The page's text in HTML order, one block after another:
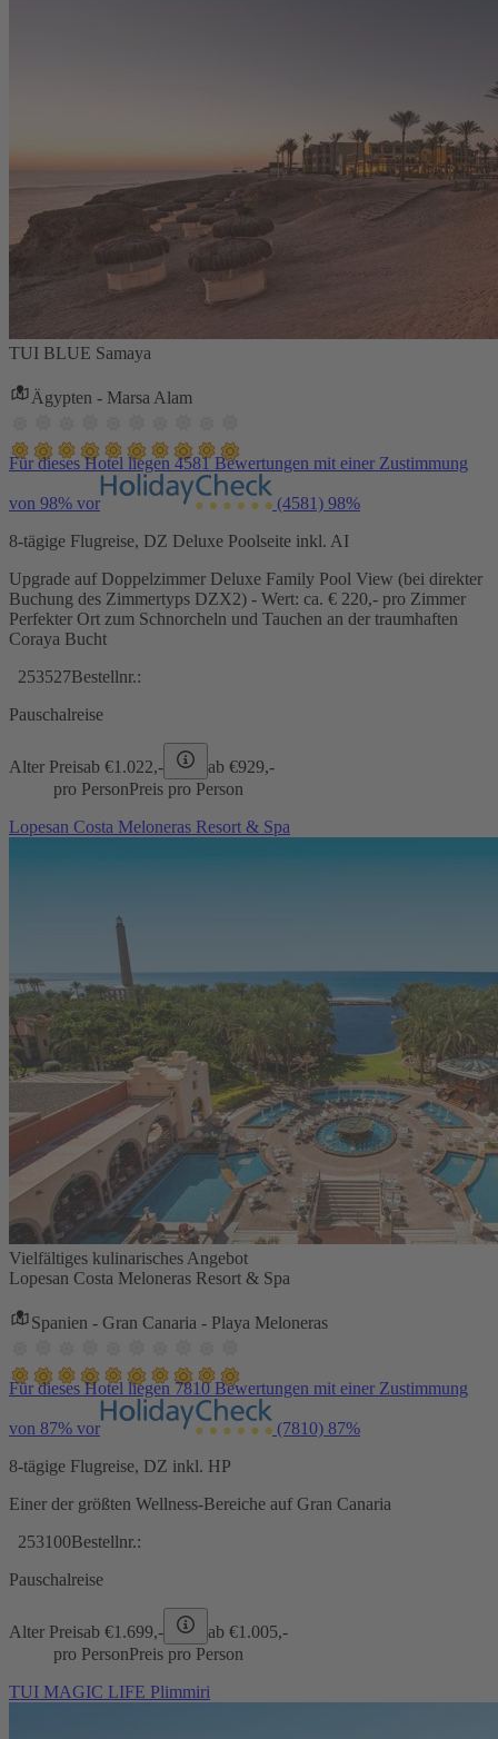
TUI BLUE Samaya
Ägypten - Marsa Alam
Für dieses Hotel liegen 4581 Bewertungen mit einer Zustimmung
von 98% vor (4581) 98%
8-tägige Flugreise, DZ Deluxe Poolseite inkl. AI
Upgrade auf Doppelzimmer Deluxe Family Pool View (bei direkter
Buchung des Zimmertyps DZX2) - Wert: ca. € 220,- pro Zimmer
Perfekter Ort zum Schnorcheln und Tauchen an der traumhaften
Coraya Bucht
253527Bestellnr.:
Pauschalreise
Alter Preisab €1.022,- ab €929,-
pro PersonPreis pro Person
Lopesan Costa Meloneras Resort & Spa
Vielfältiges kulinarisches Angebot
Lopesan Costa Meloneras Resort & Spa
Spanien - Gran Canaria - Playa Meloneras
Für dieses Hotel liegen 7810 Bewertungen mit einer Zustimmung
von 87% vor (7810) 87%
8-tägige Flugreise, DZ inkl. HP
Einer der größten Wellness-Bereiche auf Gran Canaria
253100Bestellnr.:
Pauschalreise
Alter Preisab €1.699,- ab €1.005,-
pro PersonPreis pro Person
TUI MAGIC LIFE Plimmiri